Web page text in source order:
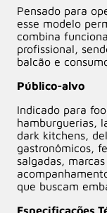
Pensado para
esse modelo
combina
profissional,
balcão e
Público-alvo
Indicado para
hamburguerias,
dark kitchens,
gastronômicos,
salgadas,
que buscam
Especificações